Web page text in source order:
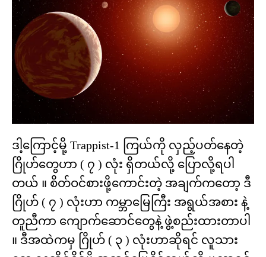
ဒါ့ကြောင့်မို့ Trappist-1 ကြယ်ကို လှည့်ပတ်နေတဲ့
ဂြိုဟ်တွေဟာ ( ၇ ) လုံး ရှိတယ်လို့ ပြောလို့ရပါ
တယ် ။ စိတ်ဝင်စားဖို့ကောင်းတဲ့ အချက်ကတော့ ဒီ
ဂြိုဟ် ( ၇ ) လုံးဟာ ကမ္ဘာမြေကြီး အရွယ်အစား နဲ့
တူညီကာ ကျောက်ဆောင်တွေနဲ့ ဖွဲ့စည်းထားတာပါ
။ ဒီအထဲကမှ ဂြိုဟ် ( ၃ ) လုံးဟာဆိုရင် လူသား